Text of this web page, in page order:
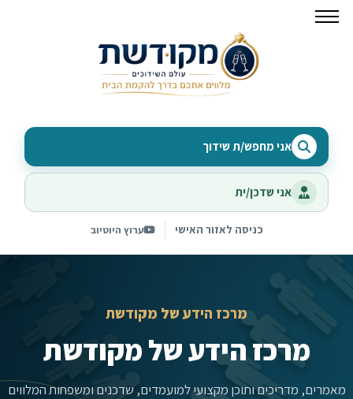
אני מחפש/ת שידוך
אני שדכן/ית
כניסה לאזור האישי ערוץ היוטיוב
מרכז הידע של מקודשת
מרכז הידע של מקודשת
מאמרים, מדריכים ותוכן מקצועי למועמדים, שדכנים ומשפחות המלווים